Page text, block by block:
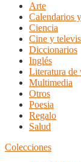
Arte
Calendarios
Ciencia
Cine y
Diccionarios
Inglés
Literatura de
Multimedia
Otros
Poesia
Regalo
Salud
Colecciones